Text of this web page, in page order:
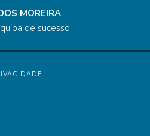
MOREIRA
de sucesso